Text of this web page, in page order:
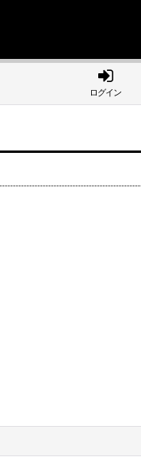
ログイン